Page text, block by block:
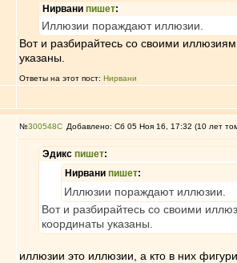
Нирвани пишет:
Иллюзии пораждают иллюзии.
Вот и разбирайтесь со своими
указаны.
Ответы на этот пост: Нирвани
№300548 Добавлено: Сб 05 Ноя 16, 17:32 (10 лет
Эдикc пишет:
Нирвани пишет:
Иллюзии пораждают иллюзии.
Вот и разбирайтесь со своими
координаты указаны.
иллюзии это иллюзии, а кто в них